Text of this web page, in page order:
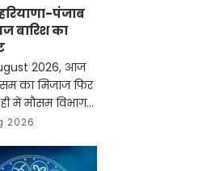
पंजाब
बारिश का
2026, आज
का मिजाज फिर
में मौसम विभाग
हुए बताया है की
2026